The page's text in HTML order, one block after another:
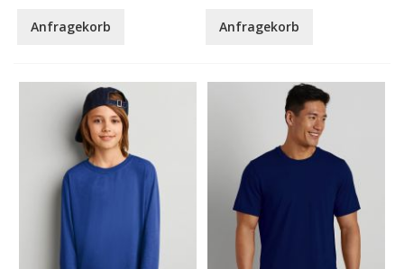
Anfragekorb Anfragekorb